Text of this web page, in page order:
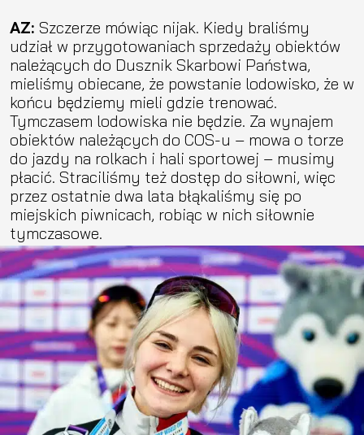
AZ: Szczerze mówiąc nijak. Kiedy braliśmy
udział w przygotowaniach sprzedaży obiektów
należących do Dusznik Skarbowi Państwa,
mieliśmy obiecane, że powstanie lodowisko, że w
końcu będziemy mieli gdzie trenować.
Tymczasem lodowiska nie będzie. Za wynajem
obiektów należących do COS-u – mowa o torze
do jazdy na rolkach i hali sportowej – musimy
płacić. Straciliśmy też dostęp do siłowni, więc
przez ostatnie dwa lata błąkaliśmy się po
miejskich piwnicach, robiąc w nich siłownie
tymczasowe.